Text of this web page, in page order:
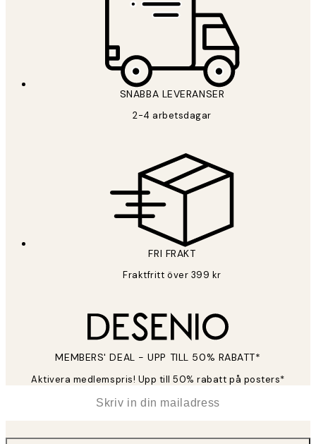
SNABBA LEVERANSER
2-4 arbetsdagar
FRI FRAKT
Fraktfritt över 399 kr
MEMBERS' DEAL - UPP TILL 50% RABATT*
Aktivera medlemspris! Upp till 50% rabatt på posters*